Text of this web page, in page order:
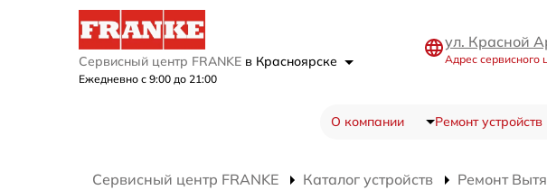
Сервисный центр FRANKE в Красноярске
Ежедневно с 9:00 до 21:00
ул. Красной
Адрес сервисного
О компании Ремонт устройств
Сервисный центр FRANKE Каталог устройств Ремонт